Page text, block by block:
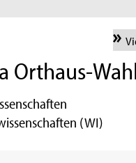
Orthaus-
(WI)